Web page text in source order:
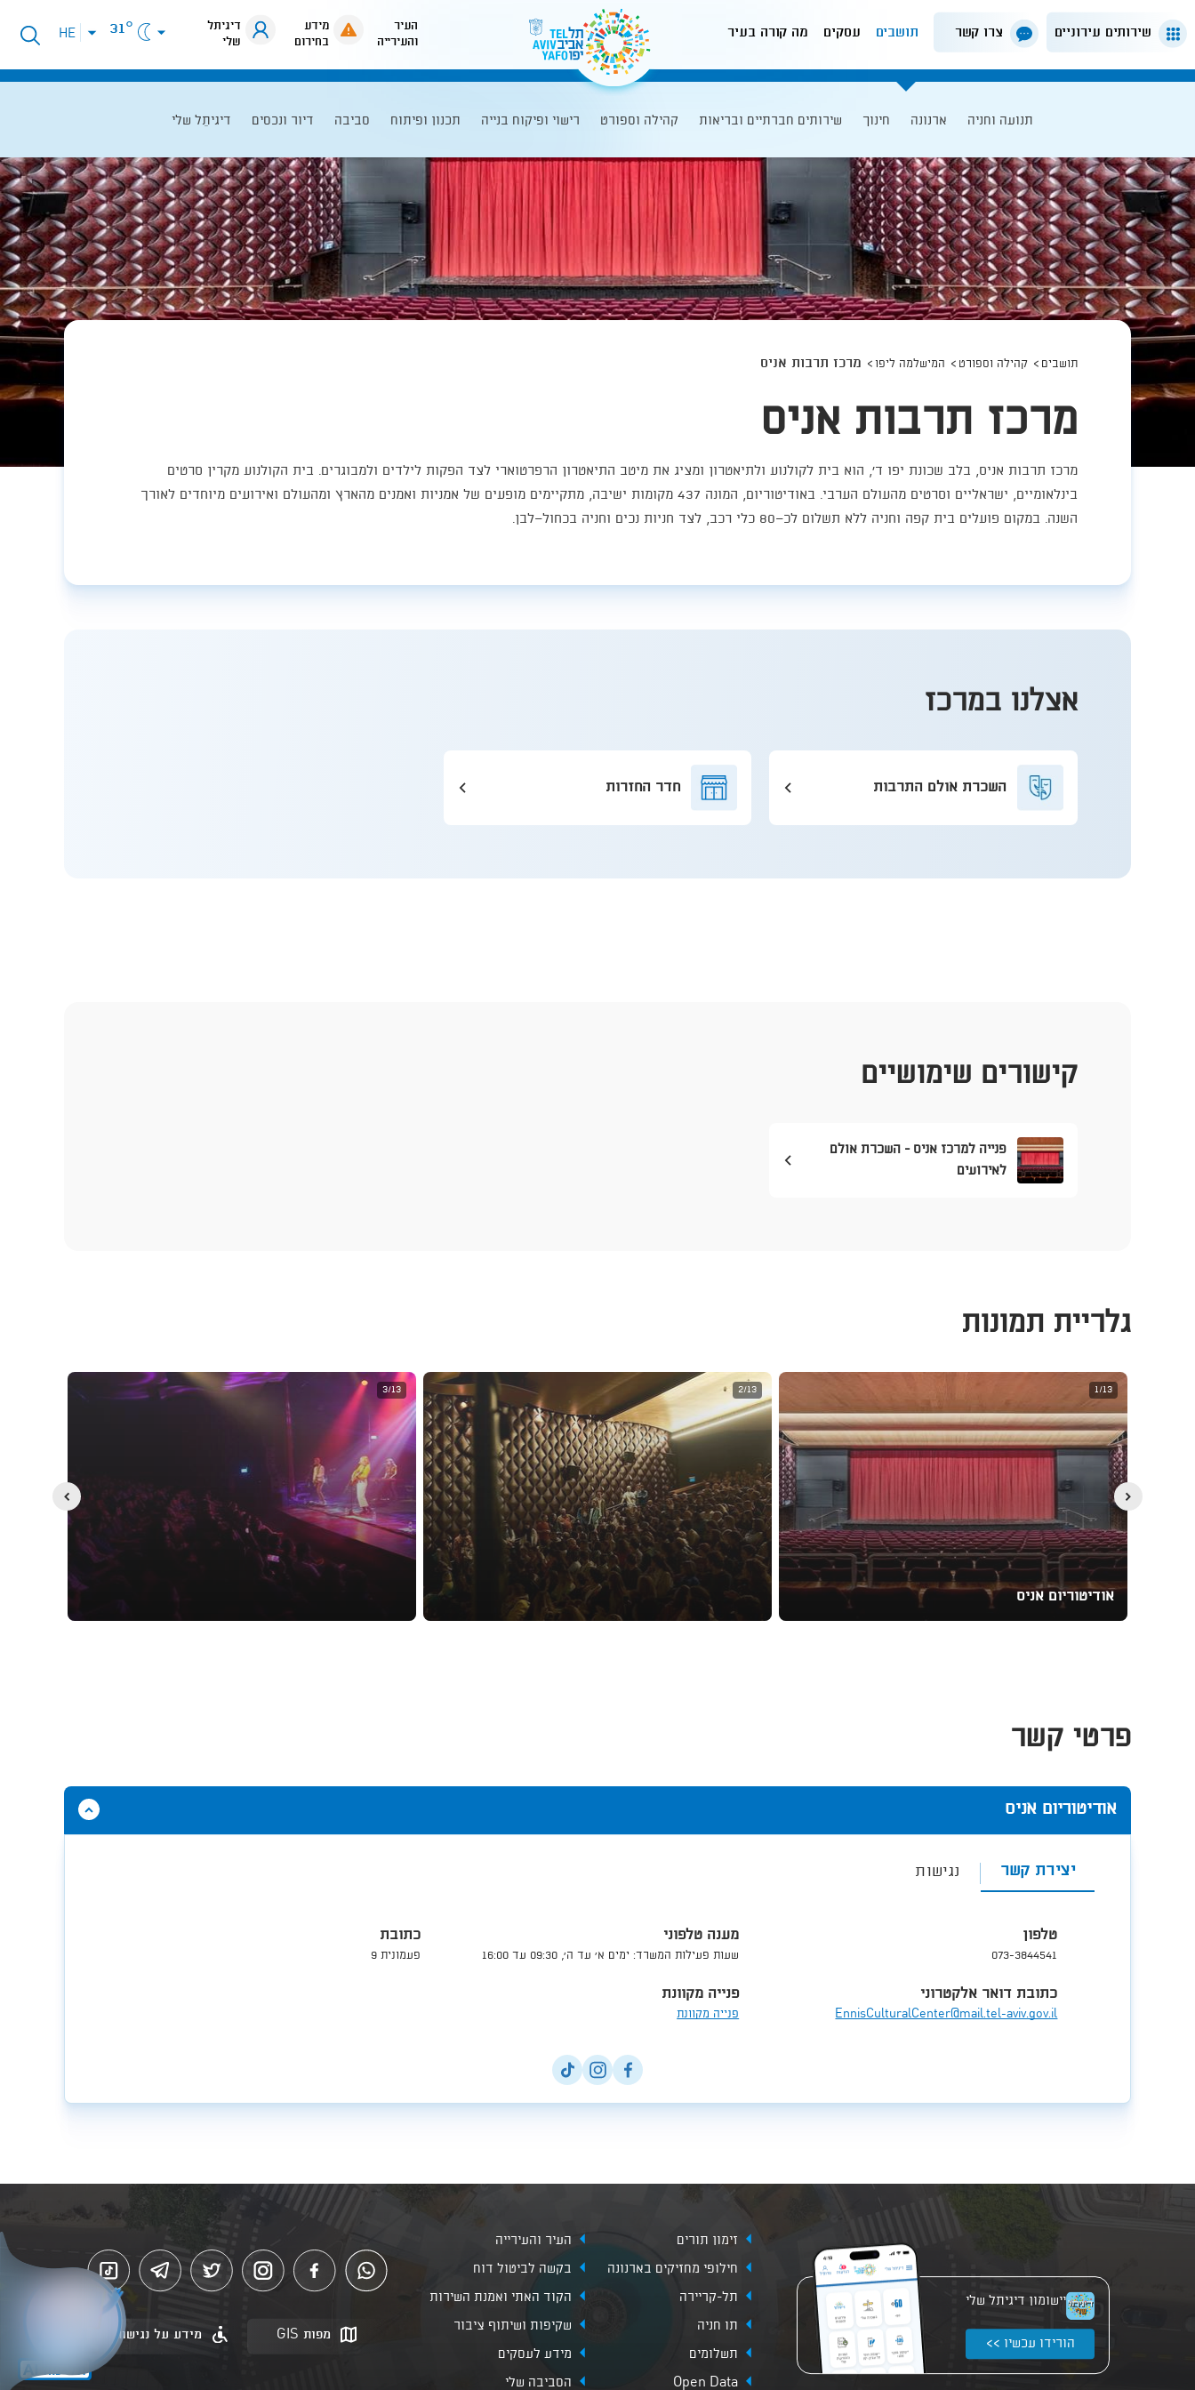
שירותים עירוניים צרו קשר תושבים עסקים מה קורה בעיר
העיר
והעירייה
מידע
בחירום
דיגיתל
שלי
31°
פתיחת
תפריט
HE
תנועה וחניה ארנונה חינוך שירותים חברתיים ובריאות קהילה וספורט רישוי ופיקוח בנייה תכנון ופיתוח סביבה דיור ונכסים דיגיתֵל שלי
תושבים קהילה וספורט המישלמה ליפו מרכז תרבות אניס
מרכז תרבות אניס
​​מרכז תרבות אניס, בלב שכונת יפו ד', הוא בית לקולנוע ולתיאטרון ומציג את מיטב התיאטרון הרפרטוארי לצד הפקות לילדים ולמבוגרים. בית הקולנוע מקרין סרטים
בינלאומיים, ישראליים וסרטים מהעולם הערבי. באודיטוריום, המונה 437 מקומות ישיבה, מתקיימים מופעים של אמניות ואמנים מהארץ ומהעולם ואירועים מיוחדים לאורך
השנה. במקום פועלים בית קפה וחניה ללא תשלום לכ־80 כלי רכב, לצד חניות נכים וחניה בכחול־לבן.
אצלנו במרכז
השכרת אולם התרבות חדר החזרות
קישורים שימושיים
פנייה למרכז אניס - השכרת אולם
לאירועים
גלריית תמונות
1/13
אודיטוריום אניס
2/13
3/13
פרטי קשר
הסתר
תוכן
אודיטוריום אניס
יצירת קשר נגישות
טלפון
073-3844541
מענה טלפוני
שעות פעילות המשרד: ימים א' עד ה', 09:30 עד 16:00
כתובת
פעמונית 9
כתובת דואר אלקטרוני
EnnisCulturalCenter@mail.tel-aviv.gov.il
פנייה מקוונת
פנייה מקוונת
יישומון דיגיתל שלי
הורידו עכשיו >>
זימון תורים
העיר והעירייה
חילופי מחזיקים בארנונה
בקשה לביטול דוח
תל-קריירה
הקוד האתי ואמנת השירות
תו חניה
שקיפות ושיתוף ציבור
תשלומים
מידע לעסקים
Open Data
הסביבה שלי
מפות GIS מידע על נגישות